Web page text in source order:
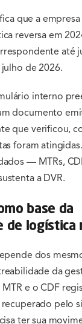
que a
reversa em
até
de 2026.
interno
documento
que verificou,
foram
— MTRs,
a DVR.
base da
de logística
dos
da
e o CDF
recuperado pelo
ter sua